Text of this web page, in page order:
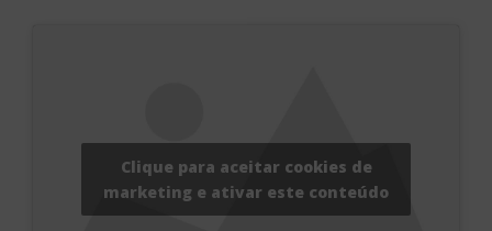
Clique para aceitar cookies de
marketing e ativar este conteúdo